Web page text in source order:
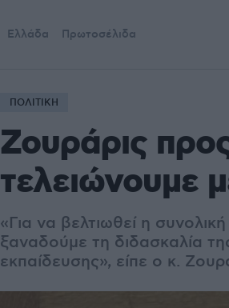
Ελλάδα Πρωτοσέλιδα
ΠΟΛΙΤΙΚΗ
Ζουράρις
τελειώνουμε
«Για να βελτιωθεί η
ξαναδούμε τη διδασκαλία
εκπαίδευσης», είπε ο κ.